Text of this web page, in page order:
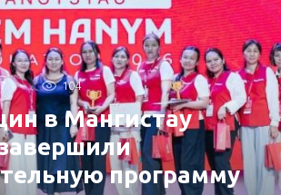
104
в Мангистау
программу